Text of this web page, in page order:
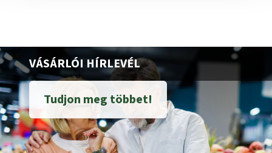
VÁSÁRLÓI HÍRLEVÉL
Tudjon meg többet!